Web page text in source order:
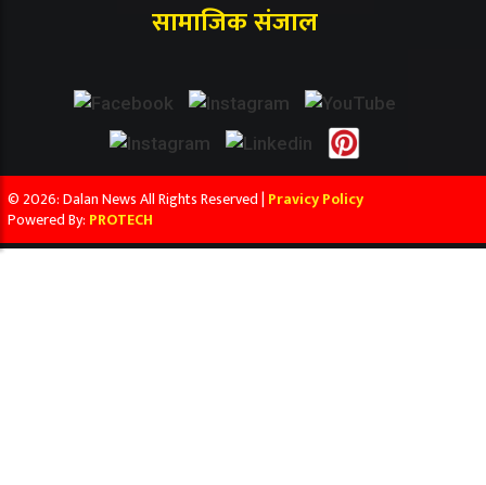
सामाजिक संजाल
© 2026: Dalan News All Rights Reserved | Pravicy Policy
Powered By: PROTECH